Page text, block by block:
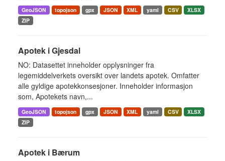
GeoJSON topojson gpx JSON XML yaml CSV
XLSX
ZIP
Apotek i Gjesdal
NO: Datasettet inneholder opplysninger fra
legemiddelverkets oversikt over landets apotek. Omfatter
alle gyldige apotekkonsesjoner. Inneholder informasjon
som, Apotekets navn,...
GeoJSON topojson gpx JSON XML yaml CSV
XLSX
ZIP
Apotek i Bærum